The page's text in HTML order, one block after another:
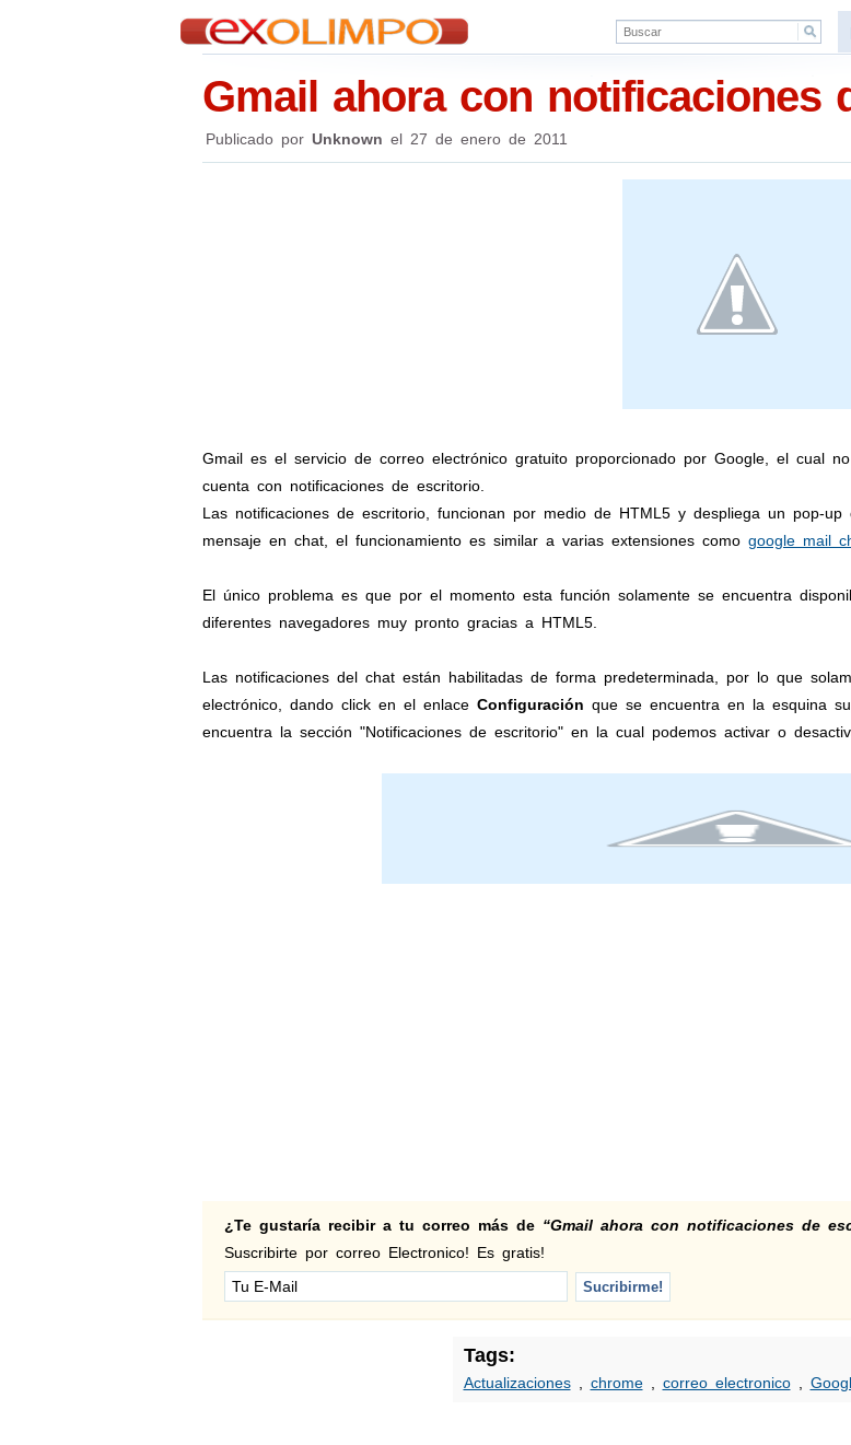
Gmail ahora con notificaciones
Publicado por Unknown el 27 de enero de 2011
Gmail es el servicio de correo electrónico gratuito proporcionado por Google, el cual
cuenta con notificaciones de escritorio.
Las notificaciones de escritorio, funcionan por medio de HTML5 y despliega un pop-
mensaje en chat, el funcionamiento es similar a varias extensiones como google mail
El único problema es que por el momento esta función solamente se encuentra
diferentes navegadores muy pronto gracias a HTML5.
Las notificaciones del chat están habilitadas de forma predeterminada, por lo que
electrónico, dando click en el enlace Configuración que se encuentra en la esquina
encuentra la sección "Notificaciones de escritorio" en la cual podemos activar o
¿Te gustaría recibir a tu correo más de “Gmail ahora con notificaciones de
Suscribirte por correo Electronico! Es gratis!
Tags:
Actualizaciones, chrome, correo electronico,